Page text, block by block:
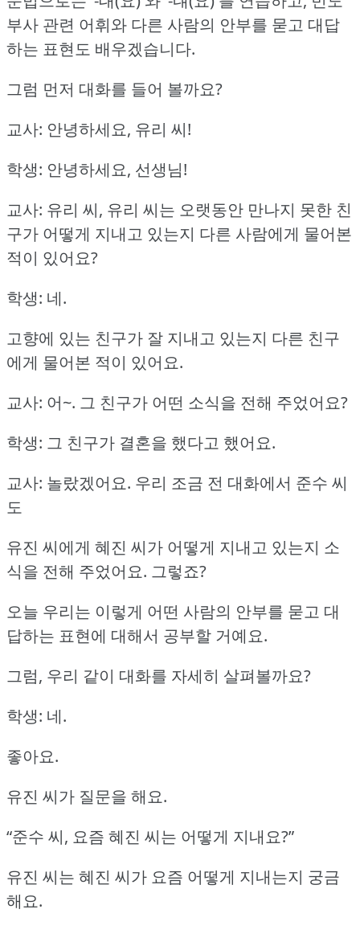
부사 관련 어휘와 다른 사람의 안부를 묻고 대답
하는 표현도 배우겠습니다.
그럼 먼저 대화를 들어 볼까요?
교사: 안녕하세요, 유리 씨!
학생: 안녕하세요, 선생님!
교사: 유리 씨, 유리 씨는 오랫동안 만나지 못한 친
구가 어떻게 지내고 있는지 다른 사람에게 물어본
적이 있어요?
학생: 네.
고향에 있는 친구가 잘 지내고 있는지 다른 친구
에게 물어본 적이 있어요.
교사: 어~. 그 친구가 어떤 소식을 전해 주었어요?
학생: 그 친구가 결혼을 했다고 했어요.
교사: 놀랐겠어요. 우리 조금 전 대화에서 준수 씨
도
유진 씨에게 혜진 씨가 어떻게 지내고 있는지 소
식을 전해 주었어요. 그렇죠?
오늘 우리는 이렇게 어떤 사람의 안부를 묻고 대
답하는 표현에 대해서 공부할 거예요.
그럼, 우리 같이 대화를 자세히 살펴볼까요?
학생: 네.
좋아요.
유진 씨가 질문을 해요.
“준수 씨, 요즘 혜진 씨는 어떻게 지내요?”
유진 씨는 혜진 씨가 요즘 어떻게 지내는지 궁금
해요.